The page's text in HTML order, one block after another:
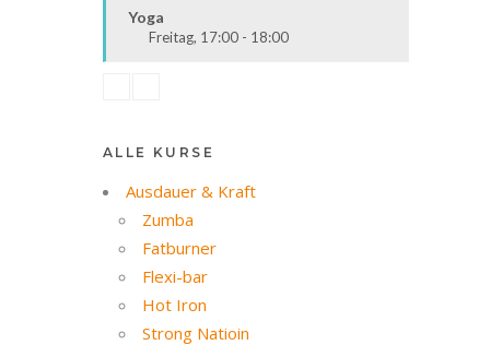
Alle
Yoga
Freitag, 17:00 - 18:00
ALLE KURSE
Ausdauer & Kraft
Zumba
Fatburner
Flexi-bar
Hot Iron
Strong Natioin